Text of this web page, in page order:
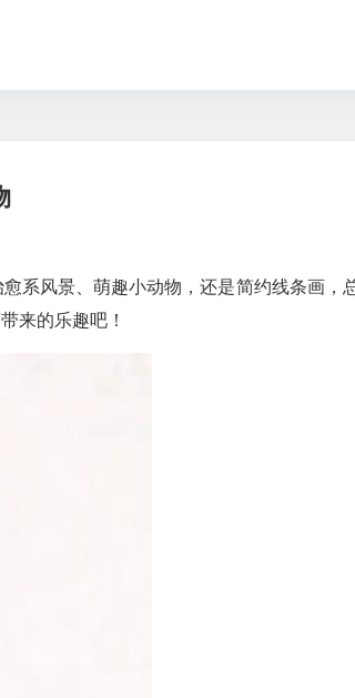
系风景、萌趣小动物，还是简约线条画，
来的乐趣吧！